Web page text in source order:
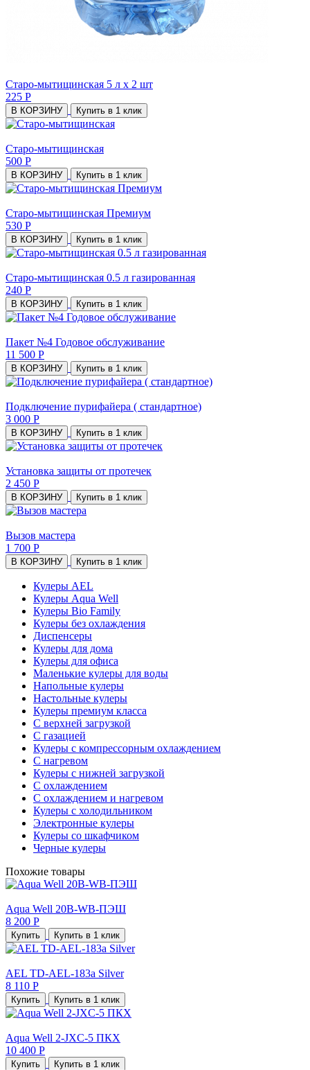
Старо-мытищинская 5 л х 2 шт
225 Р
В КОРЗИНУ Купить в 1 клик
Старо-мытищинская
500 Р
В КОРЗИНУ Купить в 1 клик
Старо-мытищинская Премиум
530 Р
В КОРЗИНУ Купить в 1 клик
Старо-мытищинская 0.5 л газированная
240 Р
В КОРЗИНУ Купить в 1 клик
Пакет №4 Годовое обслуживание
11 500 Р
В КОРЗИНУ Купить в 1 клик
Подключение пурифайера ( стандартное)
3 000 Р
В КОРЗИНУ Купить в 1 клик
Установка защиты от протечек
2 450 Р
В КОРЗИНУ Купить в 1 клик
Вызов мастера
1 700 Р
В КОРЗИНУ Купить в 1 клик
Кулеры AEL
Кулеры Aqua Well
Кулеры Bio Family
Кулеры без охлаждения
Диспенсеры
Кулеры для дома
Кулеры для офиса
Маленькие кулеры для воды
Напольные кулеры
Настольные кулеры
Кулеры премиум класса
С верхней загрузкой
С газацией
Кулеры с компрессорным охлаждением
С нагревом
Кулеры с нижней загрузкой
С охлаждением
С охлаждением и нагревом
Кулеры с холодильником
Электронные кулеры
Кулеры со шкафчиком
Черные кулеры
Похожие товары
Aqua Well 20B-WB-ПЭШ
8 200 Р
Купить Купить в 1 клик
AEL TD-AEL-183a Silver
8 110 Р
Купить Купить в 1 клик
Aqua Well 2-JXC-5 ПКХ
10 400 Р
Купить Купить в 1 клик